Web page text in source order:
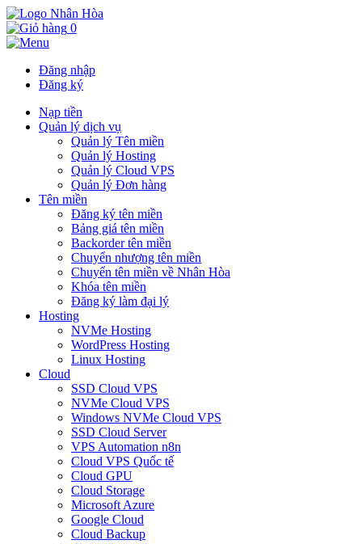
0
Đăng nhập
Đăng ký
Nạp tiền
Quản lý dịch vụ
Quản lý Tên miền
Quản lý Hosting
Quản lý Cloud VPS
Quản lý Đơn hàng
Tên miền
Đăng ký tên miền
Bảng giá tên miền
Backorder tên miền
Chuyển nhượng tên miền
Chuyển tên miền về Nhân Hòa
Khóa tên miền
Đăng ký làm đại lý
Hosting
NVMe Hosting
WordPress Hosting
Linux Hosting
Cloud
SSD Cloud VPS
NVMe Cloud VPS
Windows NVMe Cloud VPS
SSD Cloud Server
VPS Automation n8n
Cloud VPS Quốc tế
Cloud GPU
Cloud Storage
Microsoft Azure
Google Cloud
Cloud Backup